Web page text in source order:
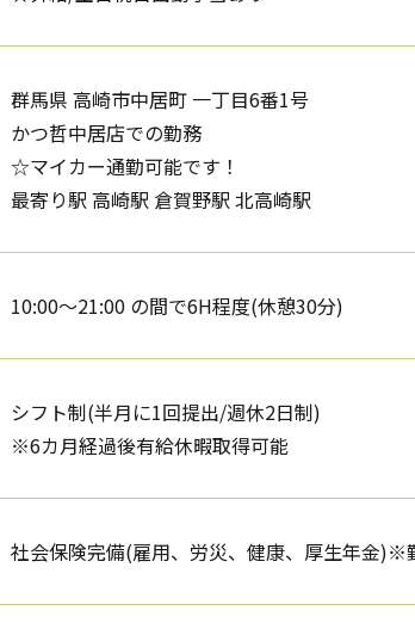
群馬県 高崎市中居町 一丁目6番1号
かつ哲中居店での勤務
☆マイカー通勤可能です！
最寄り駅 高崎駅 倉賀野駅 北高崎駅
10:00～21:00 の間で6H程度(休憩30分)
シフト制(半月に1回提出/週休2日制)
※6カ月経過後有給休暇取得可能
社会保険完備(雇用、労災、健康、厚生年金)※